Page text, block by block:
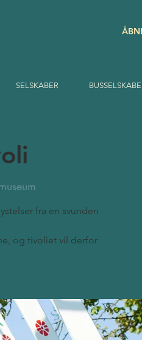
SELSKABER
fra en svunden
og tivoliet vil derfor